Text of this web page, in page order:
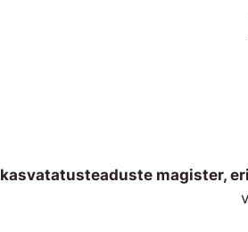
kasvatatusteaduste magister,